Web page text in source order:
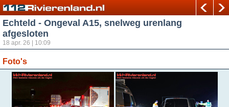
Echteld - Ongeval A15, snelweg urenlang
afgesloten
18 apr. 26 | 10:09
Foto's